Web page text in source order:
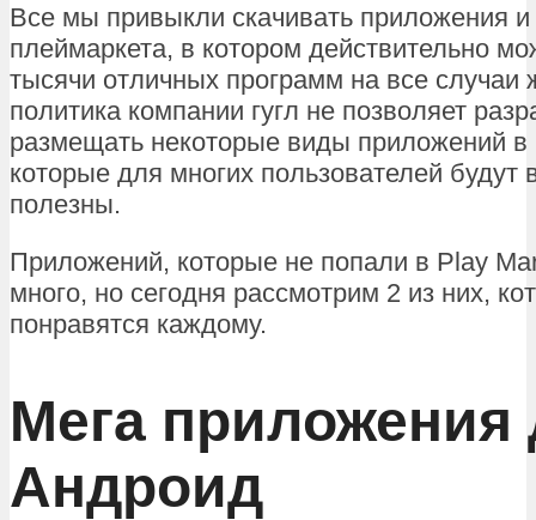
Все мы привыкли скачивать приложения и
плеймаркета, в котором действительно
тысячи отличных программ на все случаи
политика компании гугл не позволяет
размещать некоторые виды приложений в
которые для многих пользователей будут
полезны.
Приложений, которые не попали в Play
много, но сегодня рассмотрим 2 из них,
понравятся каждому.
Мега приложения
Андроид